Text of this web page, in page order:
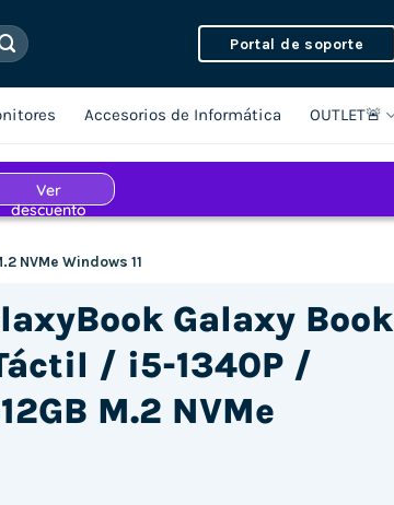
Portal de soporte
Accesorios de Informática OUTLET🚨
NVMe Windows 11
Galaxy Book
/ i5-1340P /
M.2 NVMe